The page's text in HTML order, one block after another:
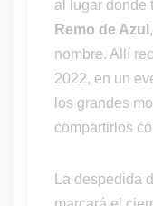
al lugar donde
Remo de Azul
nombre. Allí
2022, en un
los grandes
compartirlos
La despedida